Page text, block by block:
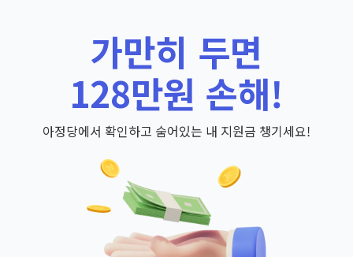
가만히 두면
128만원 손해!
아정당에서 확인하고 숨어있는 내 지원금 챙기세요!